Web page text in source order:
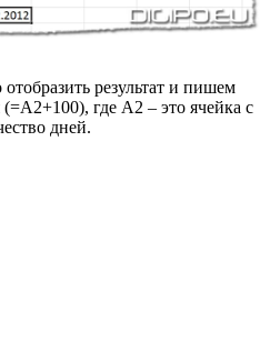
результат и пишем
где А2 – это ячейка с
дней.